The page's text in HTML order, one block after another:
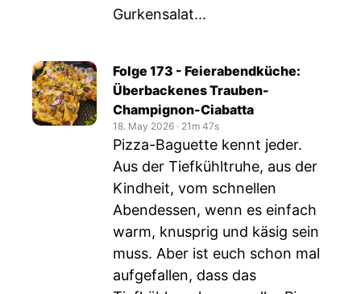
Gurkensalat...
Folge 173 - Feierabendküche:
Überbackenes Trauben-
Champignon-Ciabatta
18. May 2026 ‧ 21m 47s
Pizza-Baguette kennt jeder.
Aus der Tiefkühltruhe, aus der
Kindheit, vom schnellen
Abendessen, wenn es einfach
warm, knusprig und käsig sein
muss. Aber ist euch schon mal
aufgefallen, dass das